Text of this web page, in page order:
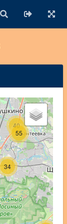
55
34
40